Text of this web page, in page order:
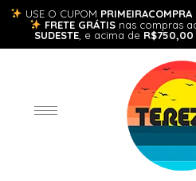
USE O CUPOM PRIMEIRACOMPRA
FRETE GRÁTISnas compras
SUDESTE , e acima de R$750,00